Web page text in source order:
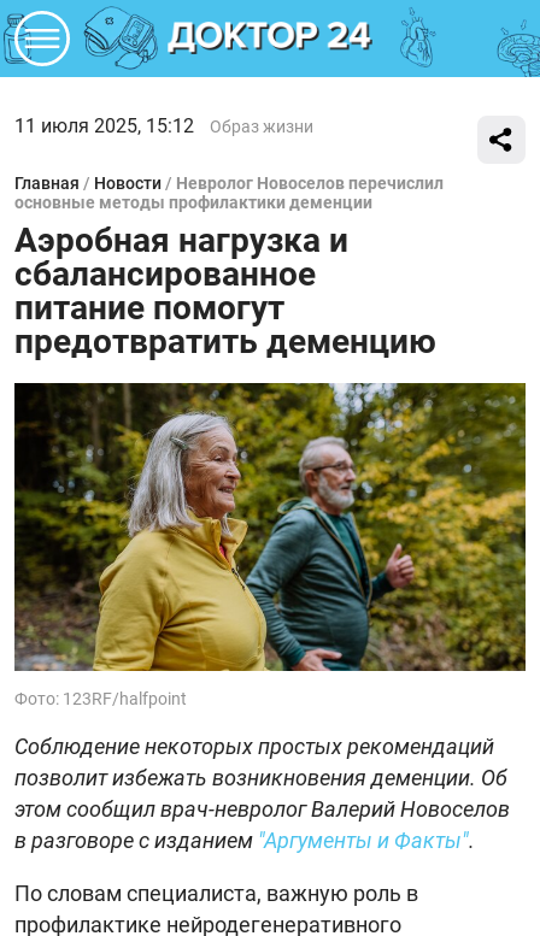
11 июля 2025, 15:12 Образ жизни
Главная / Новости / Невролог Новоселов перечислил
основные методы профилактики деменции
Аэробная нагрузка и
сбалансированное
питание помогут
предотвратить деменцию
Фото: 123RF/halfpoint
Соблюдение некоторых простых рекомендаций
позволит избежать возникновения деменции. Об
этом сообщил врач-невролог Валерий Новоселов
в разговоре с изданием "Аргументы и Факты".
По словам специалиста, важную роль в
профилактике нейродегенеративного